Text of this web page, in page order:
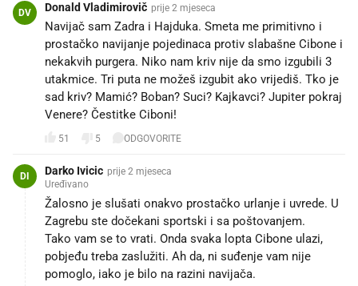
DV Donald Vladimirovič prije 2 mjeseca
Navijač sam Zadra i Hajduka. Smeta me primitivno i
prostačko navijanje pojedinaca protiv slabašne Cibone i
nekakvih purgera. Niko nam kriv nije da smo izgubili 3
utakmice. Tri puta ne možeš izgubit ako vrijediš. Tko je
sad kriv? Mamić? Boban? Suci? Kajkavci? Jupiter pokraj
Venere? Čestitke Ciboni!
51 5 ODGOVORITE
DI Darko Ivicic prije 2 mjeseca
Uređivano
Žalosno je slušati onakvo prostačko urlanje i uvrede. U
Zagrebu ste dočekani sportski i sa poštovanjem.
Tako vam se to vrati. Onda svaka lopta Cibone ulazi,
pobjeđu treba zaslužiti. Ah da, ni suđenje vam nije
pomoglo, iako je bilo na razini navijača.